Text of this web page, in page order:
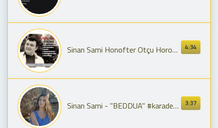
4:34
Sinan Sami Honofter Otçu Horon Versiyon 2015
3:37
Sinan Sami - ''BEDDUA'' #karadenizşarkıları #music #video #trending #klip